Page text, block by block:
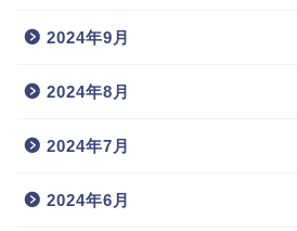
2024年9月
2024年8月
2024年7月
2024年6月